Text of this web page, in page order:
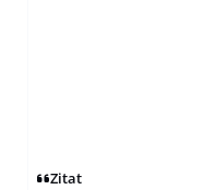
Zitat